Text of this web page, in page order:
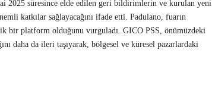
2025 süresince elde edilen geri bildirimlerin ve kurulan yeni
katkılar sağlayacağını ifade etti. Padulano, fuarın
bir platform olduğunu vurguladı. GICO PSS, önümüzdeki
daha da ileri taşıyarak, bölgesel ve küresel pazarlardaki